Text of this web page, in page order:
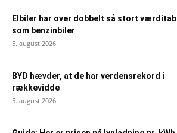
Elbiler har over dobbelt så stort værditab
som benzinbiler
5. august 2026
BYD hævder, at de har verdensrekord i
rækkevidde
5. august 2026